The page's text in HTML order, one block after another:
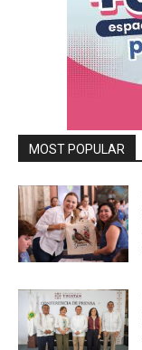
MOST POPULAR